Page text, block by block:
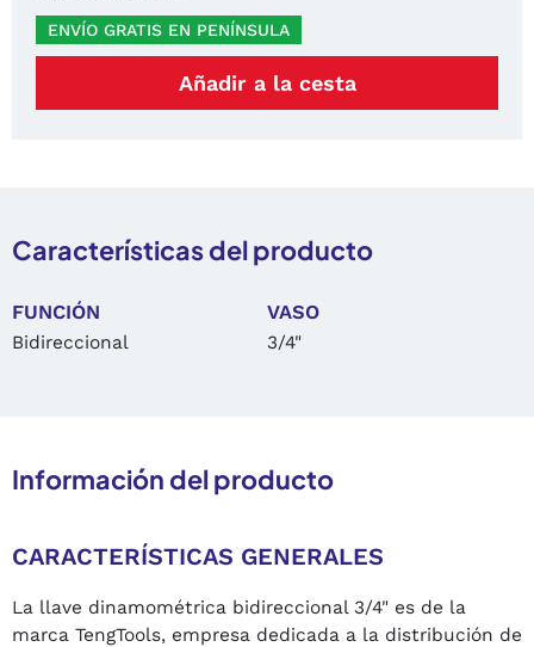
ENVÍO GRATIS EN PENÍNSULA
Añadir a la cesta
Características del producto
FUNCIÓN
Bidireccional
VASO
3/4"
Información del producto
CARACTERÍSTICAS GENERALES
La llave dinamométrica bidireccional 3/4" es de la
marca TengTools, empresa dedicada a la distribución de